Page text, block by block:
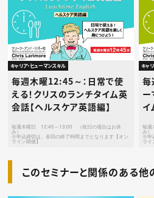
キャリア・ヒューマンスキル
毎週木曜12:45～：日常で使
える！クリスのランチタイム英
会話【ヘルスケア英語編】
毎週木曜日 12:45～13:00 （祝日の場合はお休
み）
※申込締切は、各回の終了時間までとなります【オン
ライン開催】
キャ
毎
ー
イ
毎
み
※申
ライ
このセミナーと関係のある他